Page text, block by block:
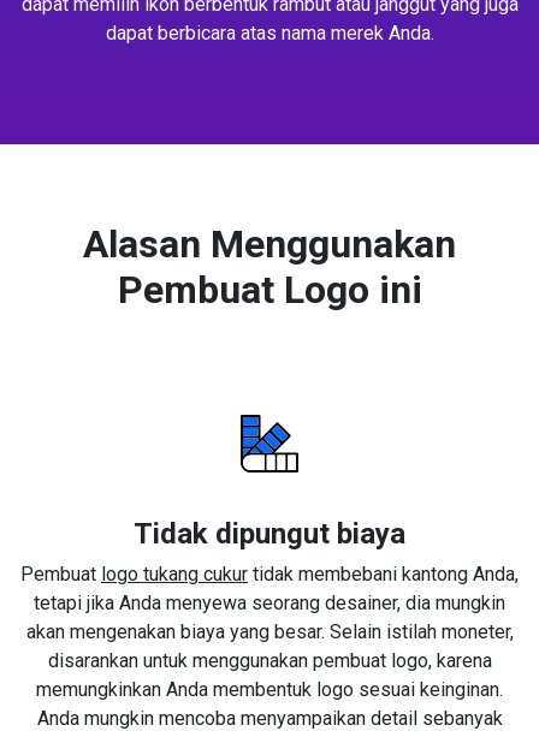
dapat berbicara atas nama merek Anda.
Alasan Menggunakan
Pembuat Logo ini
Tidak dipungut biaya
Pembuat logo tukang cukur tidak membebani kantong Anda,
tetapi jika Anda menyewa seorang desainer, dia mungkin
akan mengenakan biaya yang besar. Selain istilah moneter,
disarankan untuk menggunakan pembuat logo, karena
memungkinkan Anda membentuk logo sesuai keinginan.
Anda mungkin mencoba menyampaikan detail sebanyak